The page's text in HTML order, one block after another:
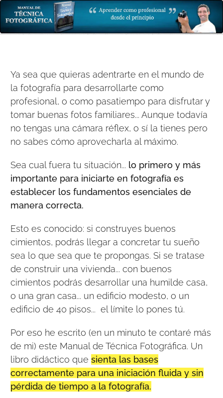
Ya sea que quieras adentrarte en el mundo de
la fotografía para desarrollarte como
profesional, o como pasatiempo para disfrutar y
tomar buenas fotos familiares... Aunque todavía
no tengas una cámara réflex, o sí la tienes pero
no sabes cómo aprovecharla al máximo.
Sea cual fuera tu situación... lo primero y más
importante para iniciarte en fotografía es
establecer los fundamentos esenciales de
manera correcta.
Esto es conocido: si construyes buenos
cimientos, podrás llegar a concretar tu sueño
sea lo que sea que te propongas. Si se tratase
de construir una vivienda... con buenos
cimientos podrás desarrollar una humilde casa,
o una gran casa... un edificio modesto, o un
edificio de 40 pisos... el límite lo pones tú.
Por eso he escrito (en un minuto te contaré más
de mi) este Manual de Técnica Fotográfica. Un
libro didáctico que sienta las bases
correctamente para una iniciación fluida y sin
pérdida de tiempo a la fotografía.